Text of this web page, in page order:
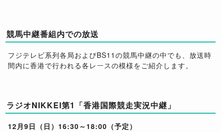
競馬中継番組内での放送
フジテレビ系列各局およびBS11の競馬中継の中でも、放送時
間内に香港で行われる各レースの模様をご紹介します。
ラジオNIKKEI第1「香港国際競走実況中継」
12月9日（日）16:30～18:00（予定）